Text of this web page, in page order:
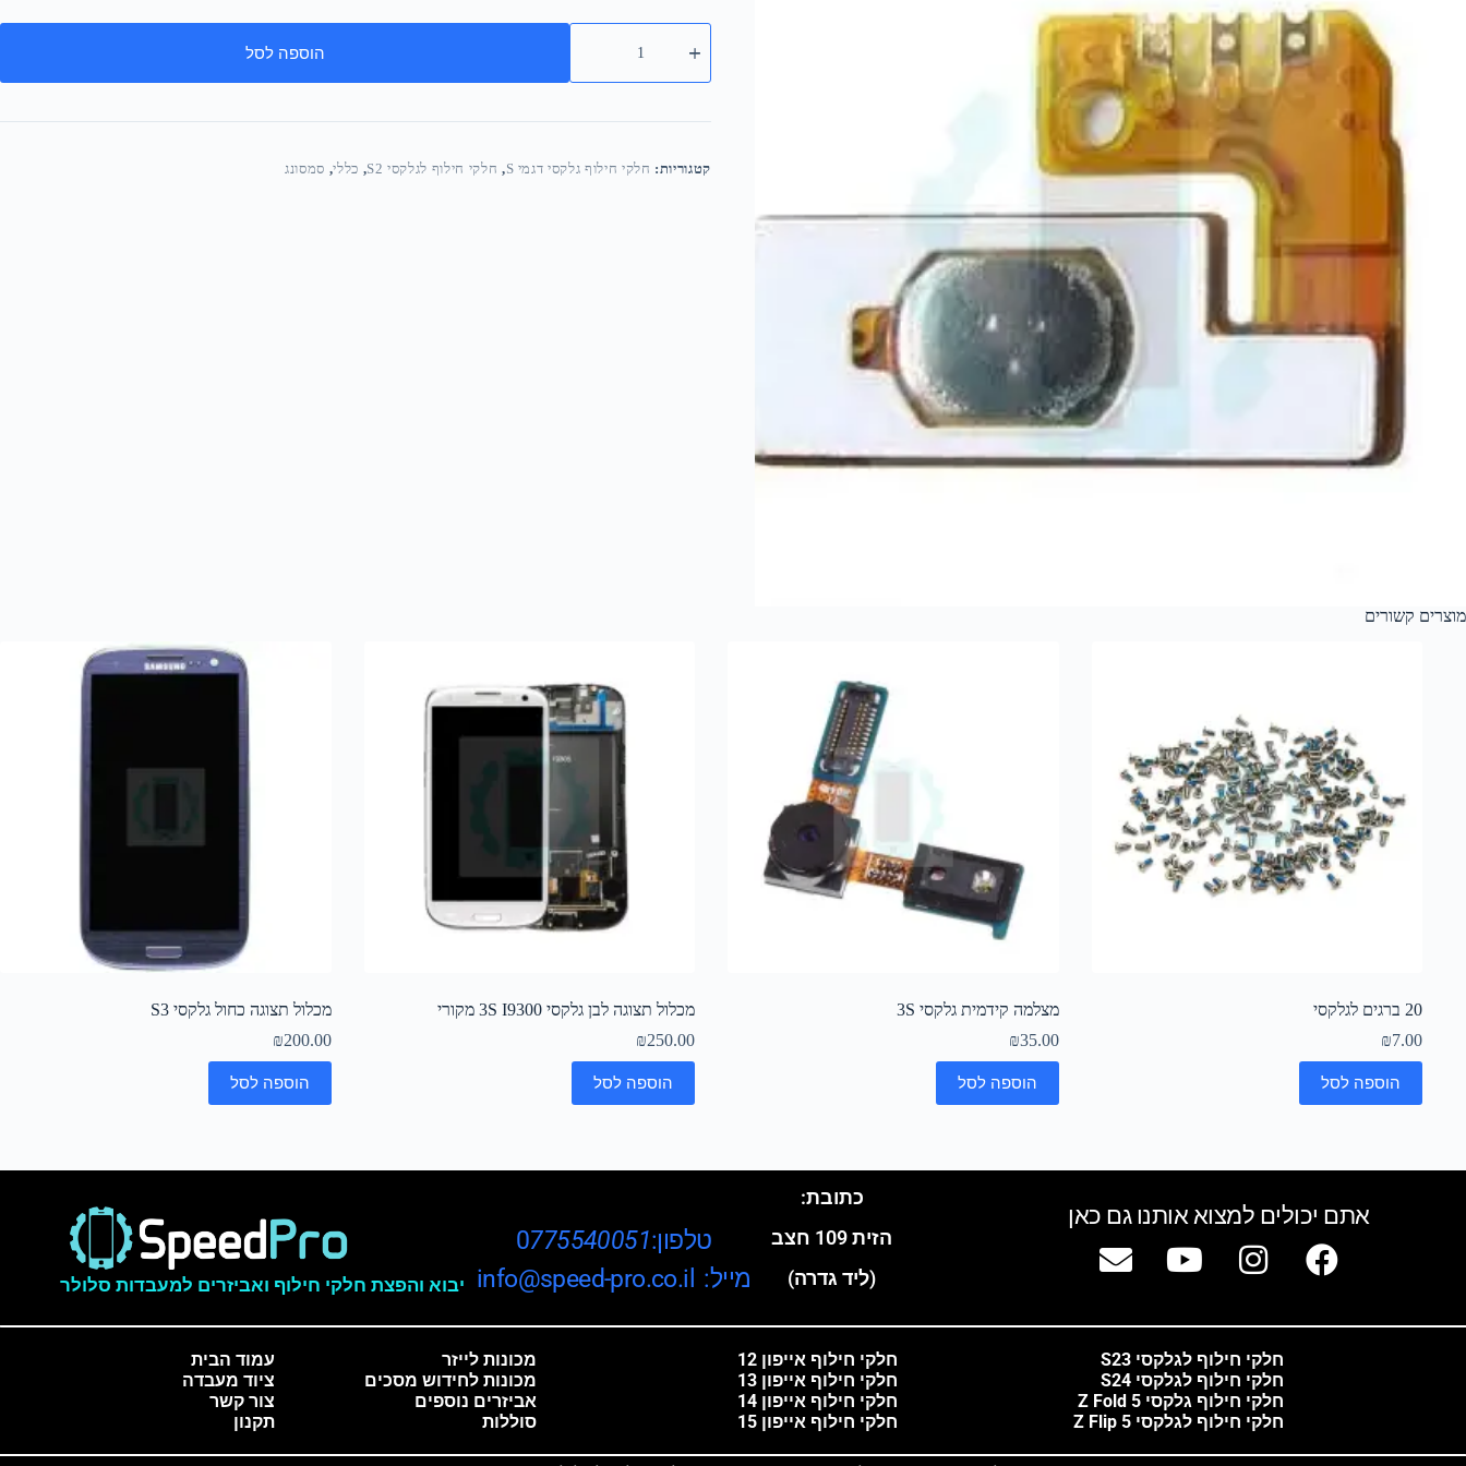
הוספה לסל
קטגוריות: חלקי חילוף גלקסי דגמי S , חלקי חילוף לגלקסי S2 , כללי, סמסונג
מוצרים קשורים
20 ברגים לגלקסי
₪7.00
הוספה לסל
מצלמה קידמית גלקסי 3S
₪35.00
הוספה לסל
מכלול תצוגה לבן גלקסי 3S I9300 מקורי
₪250.00
הוספה לסל
מכלול תצוגה כחול גלקסי S3
₪200.00
הוספה לסל
אתם יכולים למצוא אותנו גם כאן
יבוא והפצת חלקי חילוף ואביזרים למעבדות סלולר
טלפון:0775540051
מייל: info@speed-pro.co.il
כתובת:
הזית 109 חצב
(ליד גדרה)
עמוד הבית
ציוד מעבדה
צור קשר
תקנון
מכונות לייזר
מכונות לחידוש מסכים
אביזרים נוספים
סוללות
חלקי חילוף אייפון 12
חלקי חילוף אייפון 13
חלקי חילוף אייפון 14
חלקי חילוף אייפון 15
חלקי חילוף לגלקסי S23
חלקי חילוף לגלקסי S24
חלקי חילוף גלקסי Z Fold 5
חלקי חילוף לגלקסי Z Flip 5